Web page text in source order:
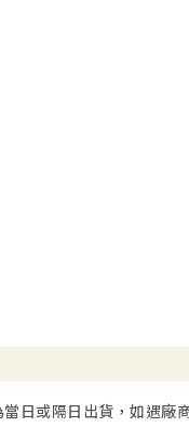
日或隔日出貨，如遇廠